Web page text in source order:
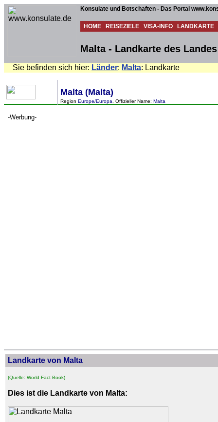
Konsulate und Botschaften - Das Portal
HOME REISEZIELE VISA-INFO LANDKARTE
Malta - Landkarte des Landes
Sie befinden sich hier: Länder: Malta: Landkarte
Malta (Malta)
Region Europe/Europa , Offizieller Name: Malta
-Werbung-
Landkarte von Malta
(Quelle: World Fact Book)
Dies ist die Landkarte von Malta: